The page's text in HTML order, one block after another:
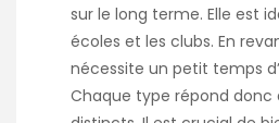
sur le long terme. Elle est
écoles et les clubs. En
nécessite un petit temps
Chaque type répond donc